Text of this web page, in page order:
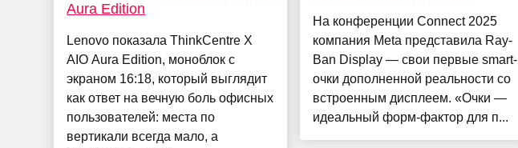
Aura Edition
Lenovo показала ThinkCentre X
AIO Aura Edition, моноблок с
экраном 16:18, который выглядит
как ответ на вечную боль офисных
пользователей: места по
вертикали всегда мало, а
На конференции Connect 2025
компания Meta представила Ray-
Ban Display — свои первые smart-
очки дополненной реальности со
встроенным дисплеем. «Очки —
идеальный форм-фактор для п...